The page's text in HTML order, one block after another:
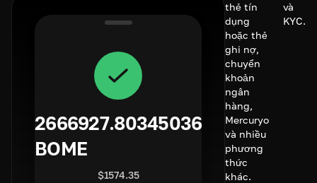
2666927.80345036
BOME
$1574.35
thẻ tín
dụng
hoặc thẻ
ghi nợ,
chuyển
khoản
ngân
hàng,
Mercuryo
và nhiều
phương
thức
khác.
và
KYC.